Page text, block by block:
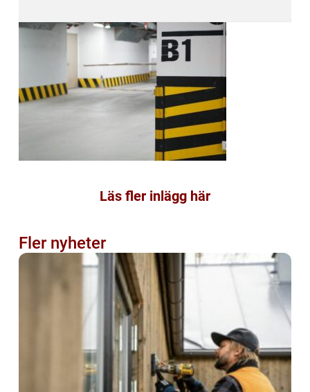
Läs fler inlägg här
Fler nyheter